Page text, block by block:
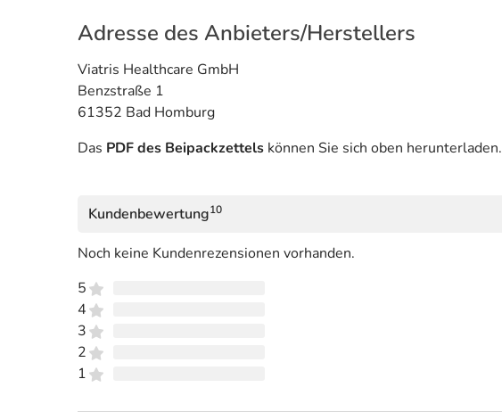
Adresse des Anbieters/Herstellers
Viatris Healthcare GmbH
Benzstraße 1
61352 Bad Homburg
Das PDF des Beipackzettels können Sie sich oben herunterladen.
Kundenbewertung10
Noch keine Kundenrezensionen vorhanden.
5
4
3
2
1